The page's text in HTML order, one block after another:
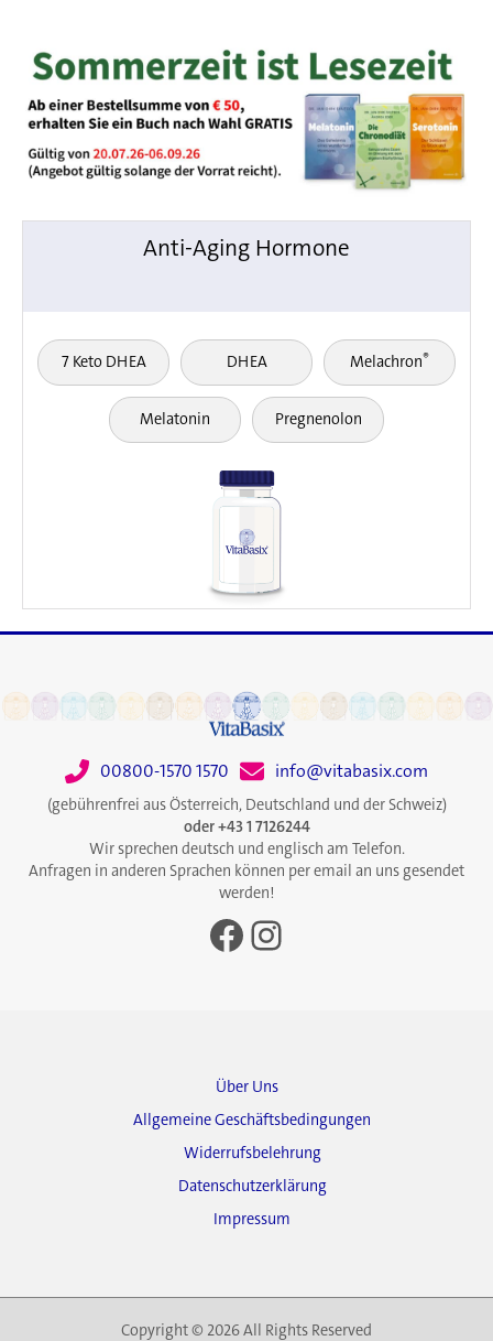
Anti-Aging Hormone
7 Keto DHEA DHEA Melachron®
Melatonin Pregnenolon
00800-1570 1570 info@vitabasix.com
(gebührenfrei aus Österreich, Deutschland und der Schweiz)
oder +43 1 7126244
Wir sprechen deutsch und englisch am Telefon.
Anfragen in anderen Sprachen können per email an uns gesendet
werden!
Facebook
Instagram
Über Uns
Allgemeine Geschäftsbedingungen
Widerrufsbelehrung
Datenschutzerklärung
Impressum
Copyright © 2026 All Rights Reserved